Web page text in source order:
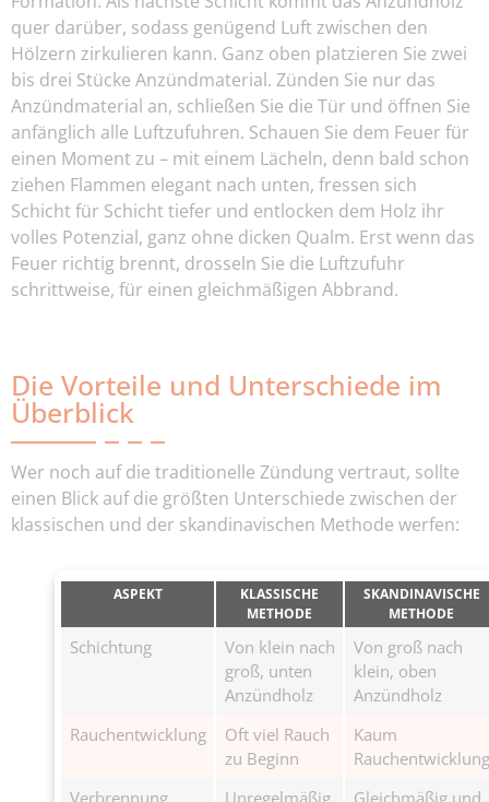
quer darüber, sodass genügend Luft zwischen den
Hölzern zirkulieren kann. Ganz oben platzieren Sie zwei
bis drei Stücke Anzündmaterial. Zünden Sie nur das
Anzündmaterial an, schließen Sie die Tür und öffnen Sie
anfänglich alle Luftzufuhren. Schauen Sie dem Feuer für
einen Moment zu – mit einem Lächeln, denn bald schon
ziehen Flammen elegant nach unten, fressen sich
Schicht für Schicht tiefer und entlocken dem Holz ihr
volles Potenzial, ganz ohne dicken Qualm. Erst wenn das
Feuer richtig brennt, drosseln Sie die Luftzufuhr
schrittweise, für einen gleichmäßigen Abbrand.
Die Vorteile und Unterschiede im
Überblick
Wer noch auf die traditionelle Zündung vertraut, sollte
einen Blick auf die größten Unterschiede zwischen der
klassischen und der skandinavischen Methode werfen:
ASPEKT
KLASSISCHE
METHODE
SKANDINAVISCHE
METHODE
Schichtung
Von klein nach
groß, unten
Anzündholz
Von groß nach
klein, oben
Anzündholz
Rauchentwicklung
Oft viel Rauch
zu Beginn
Kaum
Rauchentwicklung
Verbrennung
Unregelmäßig,
Gleichmäßig und